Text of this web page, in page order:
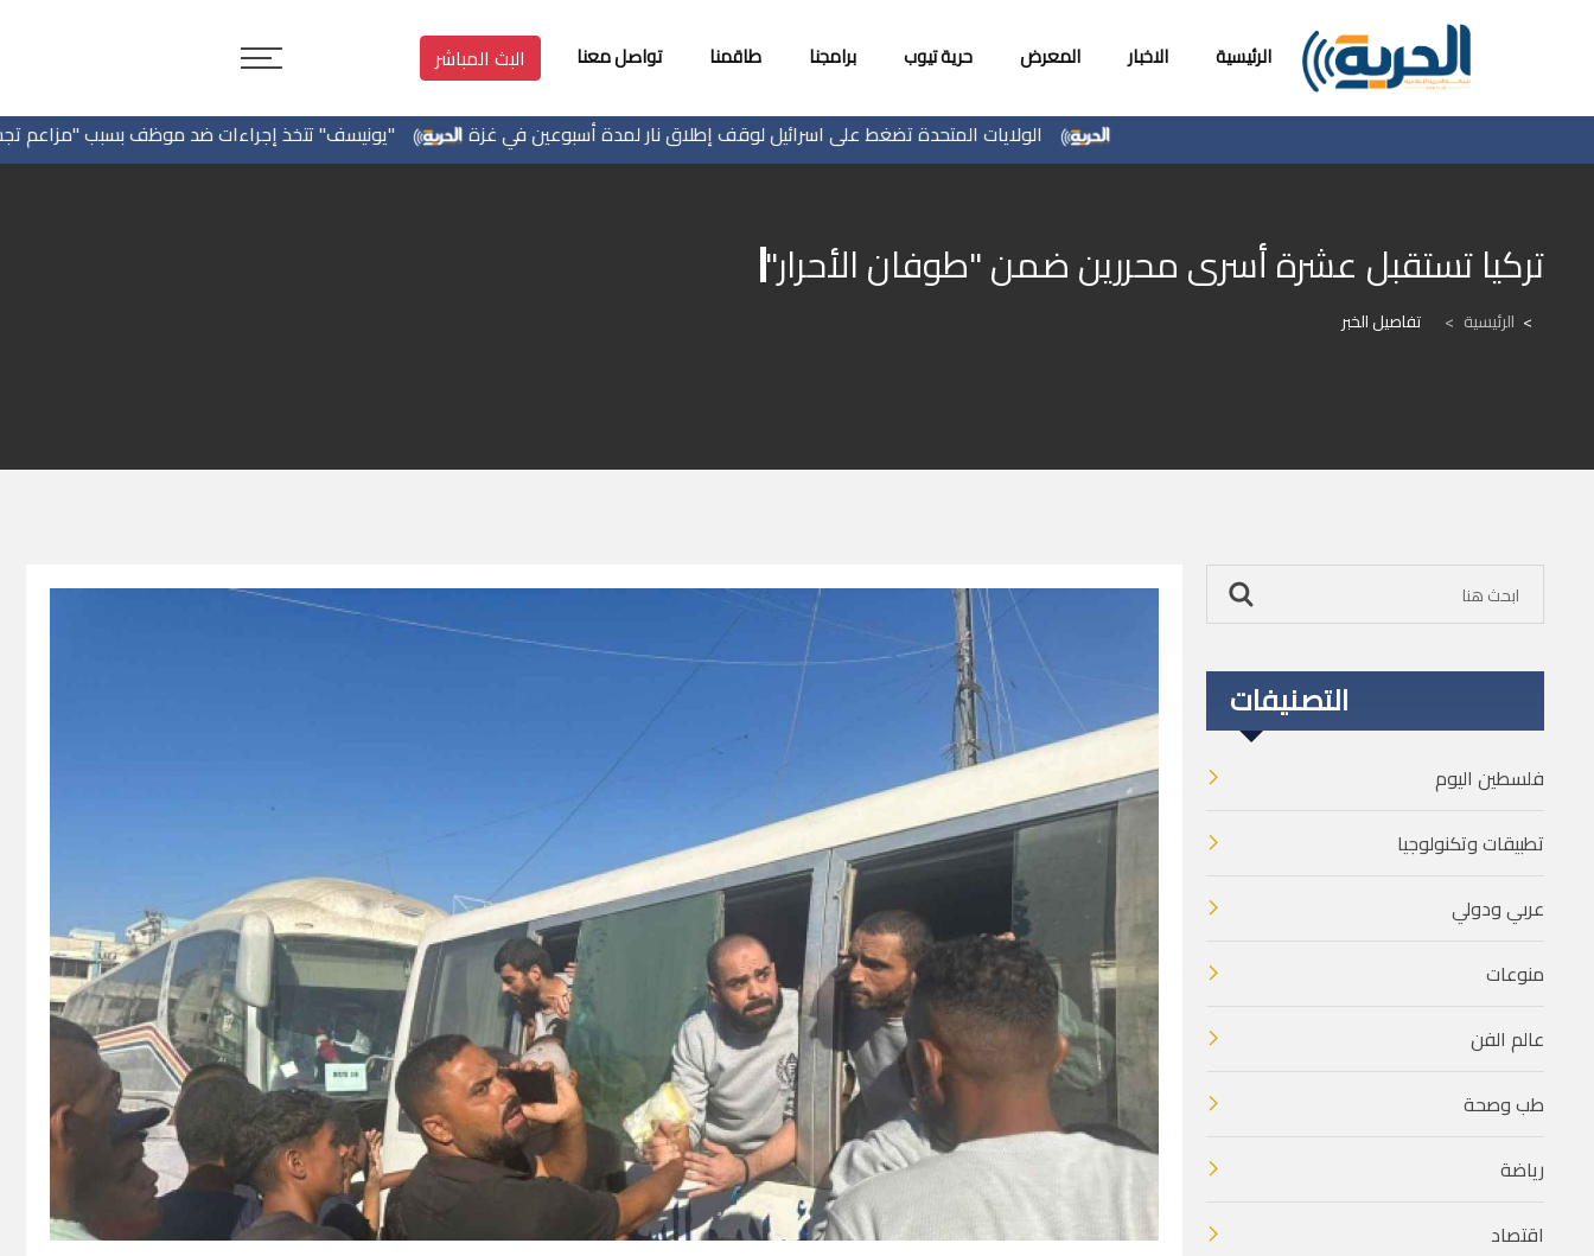
الرئيسية الاخبار المعرض حرية تيوب برامجنا طاقمنا تواصل معنا البث المباشر
"يونيسف" تتخذ إجراءات ضد موظف بسبب "مزاعم تجسس" الولايات المتحدة تضغط على اسرائيل لوقف إطلاق نار لمدة أسبوعين في غزة
تركيا تستقبل عشرة أسرى محررين ضمن "طوفان الأحرار"
الرئيسية > تفاصيل الخبر
التصنيفات
فلسطين اليوم
تطبيقات وتكنولوجيا
عربي ودولي
منوعات
عالم الفن
طب وصحة
رياضة
اقتصاد